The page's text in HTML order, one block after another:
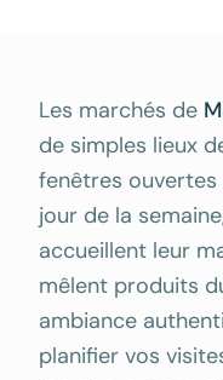
Les marchés de
de simples lieux
fenêtres ouvertes
jour de la
accueillent leur
mêlent produits
ambiance
planifier vos